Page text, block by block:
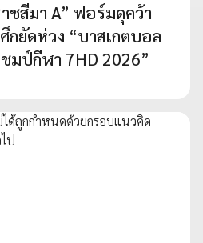
ชสีมา A” ฟอร์มดุคว้า
กยัดห่วง “บาสเกตบอล
มป์กีฬา 7HD 2026”